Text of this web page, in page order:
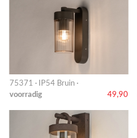
75371 · IP54 Bruin ·
voorradig
49,90